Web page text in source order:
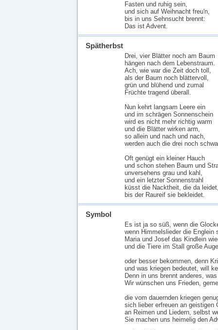
Fasten und ruhig sein,
und sich auf Weihnacht freu'n,
bis in uns Sehnsucht brennt:
Das ist Advent.
Spätherbst
Drei, vier Blätter noch am Baum
hängen nach dem Lebenstraum.
Ach, wie war die Zeit doch toll,
als der Baum noch blättervoll,
grün und blühend und zumal
Früchte tragend überall.
Nun kehrt langsam Leere ein
und im schrägen Sonnenschein
wird es nicht mehr richtig warm
und die Blätter wirken arm,
so allein und nach und nach,
werden auch die drei noch
Oft genügt ein kleiner Hauch
und schon stehen Baum und
unversehens grau und kahl,
und ein letzter Sonnenstrahl
küsst die Nacktheit, die da
bis der Raureif sie bekleidet.
Symbol
Es ist ja so süß, wenn die
wenn Himmelslieder die Englein
Maria und Josef das Kindlein
und die Tiere im Stall große
oder besser bekommen, denn
und was kriegen bedeutet, will
Denn in uns brennt anderes,
Wir wünschen uns Frieden,
die vom dauernden kriegen
sich lieber erfreuen an geistigen
an Reimen und Liedern, selbst
Sie machen uns heimelig den